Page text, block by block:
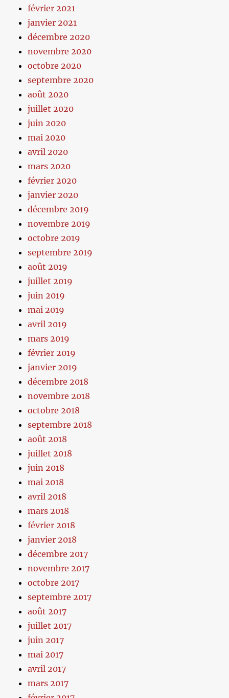
février 2021
janvier 2021
décembre 2020
novembre 2020
octobre 2020
septembre 2020
août 2020
juillet 2020
juin 2020
mai 2020
avril 2020
mars 2020
février 2020
janvier 2020
décembre 2019
novembre 2019
octobre 2019
septembre 2019
août 2019
juillet 2019
juin 2019
mai 2019
avril 2019
mars 2019
février 2019
janvier 2019
décembre 2018
novembre 2018
octobre 2018
septembre 2018
août 2018
juillet 2018
juin 2018
mai 2018
avril 2018
mars 2018
février 2018
janvier 2018
décembre 2017
novembre 2017
octobre 2017
septembre 2017
août 2017
juillet 2017
juin 2017
mai 2017
avril 2017
mars 2017